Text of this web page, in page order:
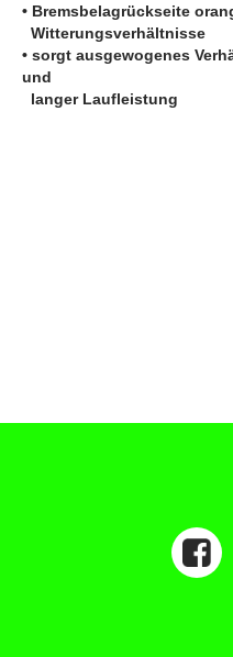
• Bremsbelagrückseite
Witterungsverhältnisse
• sorgt ausgewogenes
und
langer Laufleistung